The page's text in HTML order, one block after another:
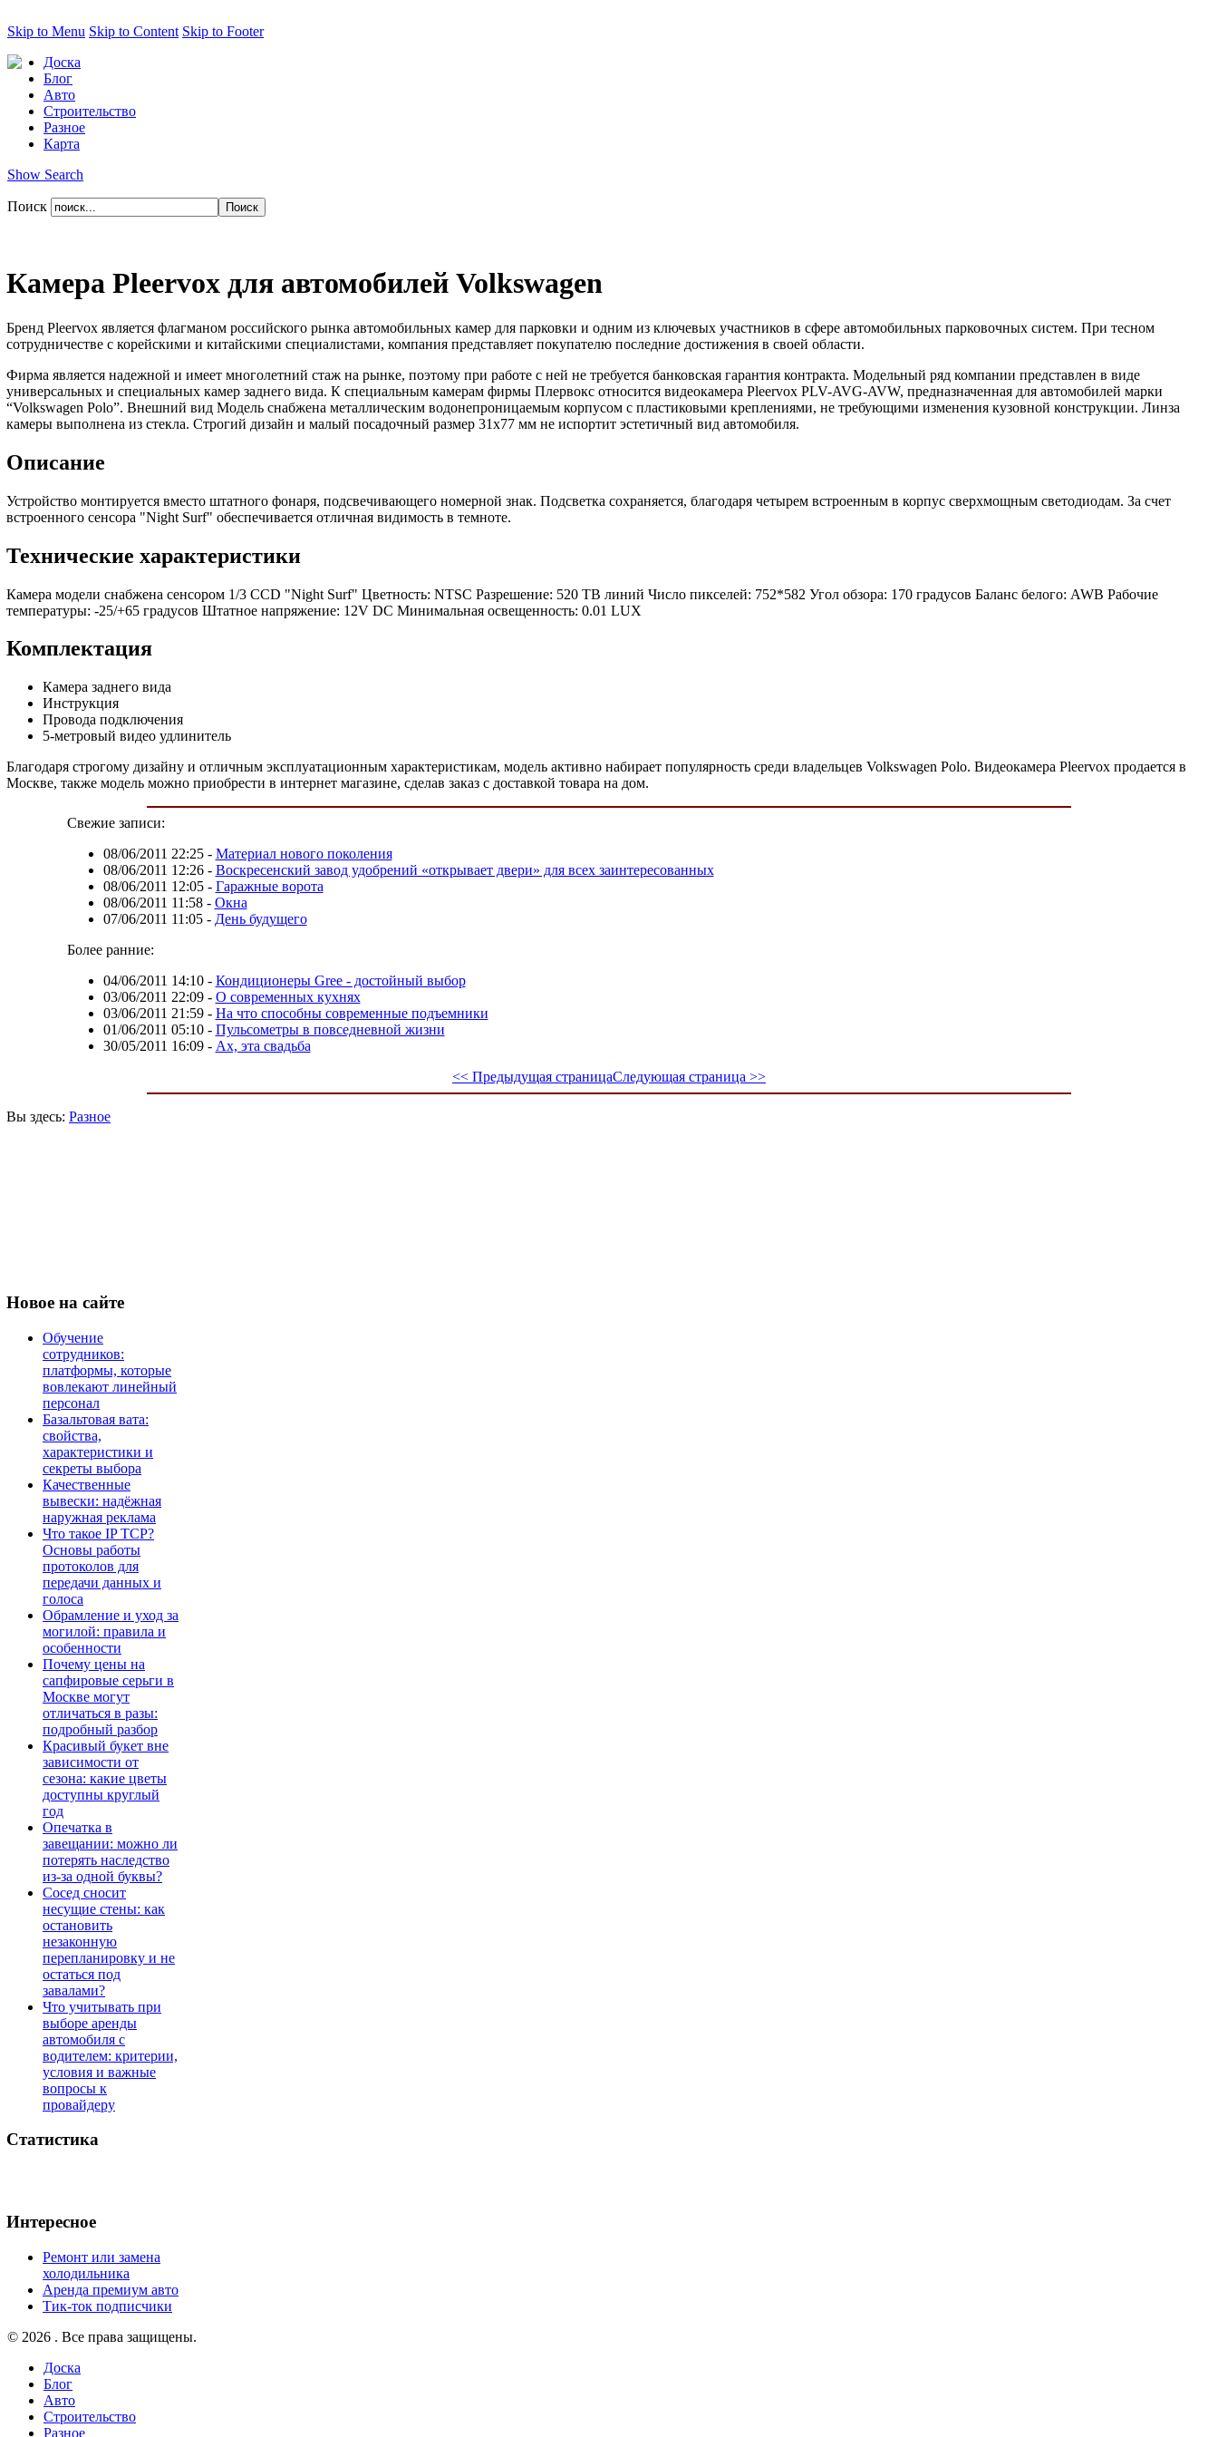
Skip to Menu Skip to Content Skip to Footer
Доска
Блог
Авто
Строительство
Разное
Карта
Show Search
Поиск
Камера Pleervox для автомобилей Volkswagen
Бренд Pleervox является флагманом российского рынка автомобильных камер для парковки и одним из ключевых участников в сфере автомобильных парковочных систем. При тесном
сотрудничестве с корейскими и китайскими специалистами, компания представляет покупателю последние достижения в своей области.
Фирма является надежной и имеет многолетний стаж на рынке, поэтому при работе с ней не требуется банковская гарантия контракта. Модельный ряд компании представлен в виде
универсальных и специальных камер заднего вида. К специальным камерам фирмы Плервокс относится видеокамера Pleervox PLV-AVG-AVW, предназначенная для автомобилей марки
“Volkswagen Polo”. Внешний вид Модель снабжена металлическим водонепроницаемым корпусом с пластиковыми креплениями, не требующими изменения кузовной конструкции. Линза
камеры выполнена из стекла. Строгий дизайн и малый посадочный размер 31х77 мм не испортит эстетичный вид автомобиля.
Описание
Устройство монтируется вместо штатного фонаря, подсвечивающего номерной знак. Подсветка сохраняется, благодаря четырем встроенным в корпус сверхмощным светодиодам. За счет
встроенного сенсора "Night Surf" обеспечивается отличная видимость в темноте.
Технические характеристики
Камера модели снабжена сенсором 1/3 CCD "Night Surf" Цветность: NTSC Разрешение: 520 ТВ линий Число пикселей: 752*582 Угол обзора: 170 градусов Баланс белого: AWB Рабочие
температуры: -25/+65 градусов Штатное напряжение: 12V DC Минимальная освещенность: 0.01 LUX
Комплектация
Камера заднего вида
Инструкция
Провода подключения
5-метровый видео удлинитель
Благодаря строгому дизайну и отличным эксплуатационным характеристикам, модель активно набирает популярность среди владельцев Volkswagen Polo. Видеокамера Pleervox продается в
Москве, также модель можно приобрести в интернет магазине, сделав заказ с доставкой товара на дом.
Свежие записи:
08/06/2011 22:25- Материал нового поколения
08/06/2011 12:26- Воскресенский завод удобрений «открывает двери» для всех заинтересованных
08/06/2011 12:05- Гаражные ворота
08/06/2011 11:58- Окна
07/06/2011 11:05- День будущего
Более ранние:
04/06/2011 14:10- Кондиционеры Gree - достойный выбор
03/06/2011 22:09- О современных кухнях
03/06/2011 21:59- На что способны современные подъемники
01/06/2011 05:10- Пульсометры в повседневной жизни
30/05/2011 16:09- Ах, эта свадьба
<< Предыдущая страницаСледующая страница >>
Вы здесь: Разное
Новое на сайте
Обучение
сотрудников:
платформы, которые
вовлекают линейный
персонал
Базальтовая вата:
свойства,
характеристики и
секреты выбора
Качественные
вывески: надёжная
наружная реклама
Что такое IP TCP?
Основы работы
протоколов для
передачи данных и
голоса
Обрамление и уход за
могилой: правила и
особенности
Почему цены на
сапфировые серьги в
Москве могут
отличаться в разы:
подробный разбор
Красивый букет вне
зависимости от
сезона: какие цветы
доступны круглый
год
Опечатка в
завещании: можно ли
потерять наследство
из-за одной буквы?
Сосед сносит
несущие стены: как
остановить
незаконную
перепланировку и не
остаться под
завалами?
Что учитывать при
выборе аренды
автомобиля с
водителем: критерии,
условия и важные
вопросы к
провайдеру
Статистика
Интересное
Ремонт или замена
холодильника
Аренда премиум авто
Тик-ток подписчики
© 2026 . Все права защищены.
Доска
Блог
Авто
Строительство
Разное